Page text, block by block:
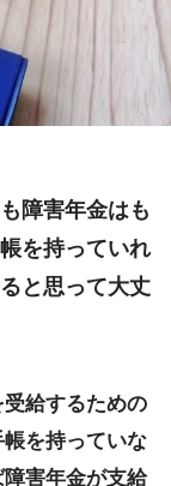
障害年金はも
を持っていれ
と思って大丈
給するための
を持っていな
害年金が支給